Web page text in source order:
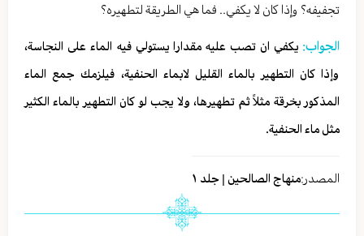
تجفيفه؟ وإذا كان لا يكفي.. فما هي الطريقة لتطهيره؟
الجواب:يكفي ان تصب عليه مقدارا يستولي فيه الماء على النجاسة،
وإذا كان التطهير بالماء القليل لابماء الحنفية، فيلزمك جمع الماء
المذكور بخرقة مثلاً ثم تطهيرها، ولا يجب لو كان التطهير بالماء الكثير
مثل ماء الحنفية.
المصدر:منهاج الصالحين | جلد ١